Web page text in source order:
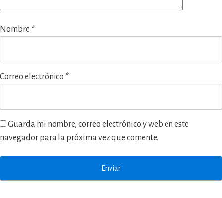
Nombre *
Correo electrónico *
Guarda mi nombre, correo electrónico y web en este
navegador para la próxima vez que comente.